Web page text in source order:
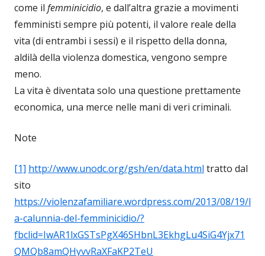
come il femminicidio, e dall’altra grazie a movimenti
femministi sempre più potenti, il valore reale della
vita (di entrambi i sessi) e il rispetto della donna,
aldilà della violenza domestica, vengono sempre
meno.
La vita è diventata solo una questione prettamente
economica, una merce nelle mani di veri criminali.
Note
[1] http://www.unodc.org/gsh/en/data.html tratto dal
sito
https://violenzafamiliare.wordpress.com/2013/08/19/l
a-calunnia-del-femminicidio/?
fbclid=IwAR1lxGSTsPgX46SHbnL3EkhgLu4SiG4Yjx71
QMQb8amQHyvvRaXFaKP2TeU